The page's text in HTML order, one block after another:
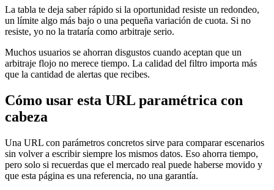
La tabla te deja saber rápido si la oportunidad resiste un redondeo,
un límite algo más bajo o una pequeña variación de cuota. Si no
resiste, yo no la trataría como arbitraje serio.
Muchos usuarios se ahorran disgustos cuando aceptan que un
arbitraje flojo no merece tiempo. La calidad del filtro importa más
que la cantidad de alertas que recibes.
Cómo usar esta URL paramétrica con
cabeza
Una URL con parámetros concretos sirve para comparar escenarios
sin volver a escribir siempre los mismos datos. Eso ahorra tiempo,
pero solo si recuerdas que el mercado real puede haberse movido y
que esta página es una referencia, no una garantía.